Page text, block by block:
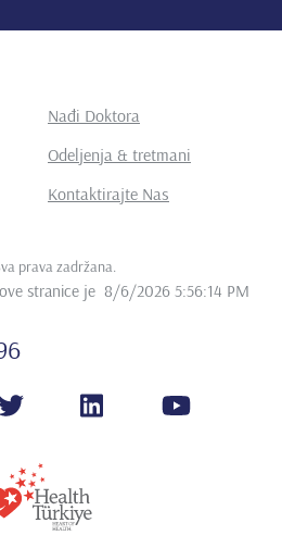
Nađi Doktora
Odeljenja & tretmani
Kontaktirajte Nas
prava zadržana
stranice je 8/6/2026 5:56:14 PM